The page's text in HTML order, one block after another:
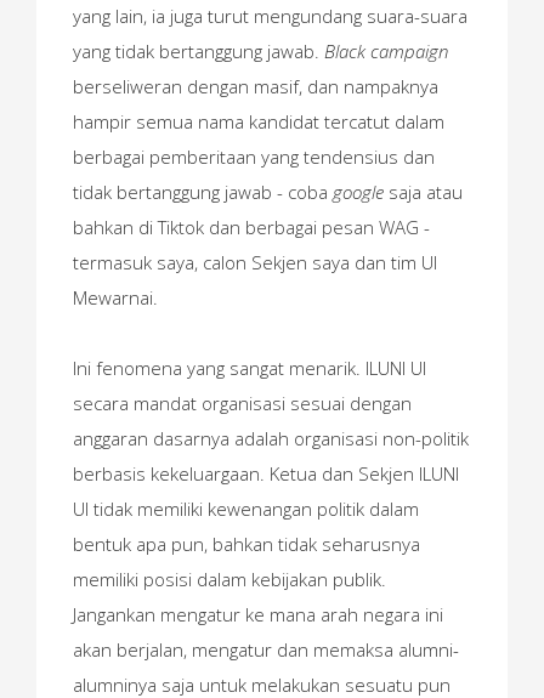
yang lain, ia juga turut mengundang suara-suara
yang tidak bertanggung jawab. Black campaign
berseliweran dengan masif, dan nampaknya
hampir semua nama kandidat tercatut dalam
berbagai pemberitaan yang tendensius dan
tidak bertanggung jawab - coba google saja atau
bahkan di Tiktok dan berbagai pesan WAG -
termasuk saya, calon Sekjen saya dan tim UI
Mewarnai.
Ini fenomena yang sangat menarik. ILUNI UI
secara mandat organisasi sesuai dengan
anggaran dasarnya adalah organisasi non-politik
berbasis kekeluargaan. Ketua dan Sekjen ILUNI
UI tidak memiliki kewenangan politik dalam
bentuk apa pun, bahkan tidak seharusnya
memiliki posisi dalam kebijakan publik.
Jangankan mengatur ke mana arah negara ini
akan berjalan, mengatur dan memaksa alumni-
alumninya saja untuk melakukan sesuatu pun